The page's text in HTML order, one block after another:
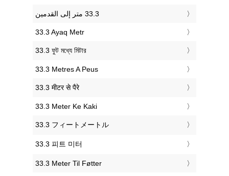
‎33.3 Ayaq Metr
‎33.3 ফুট মধ্যে মিটার
‎33.3 Metres A Peus
‎33.3 मीटर से पैरे
‎33.3 Meter Ke Kaki
‎33.3 フィートメートル
‎33.3 피트 미터
‎33.3 Meter Til Føtter